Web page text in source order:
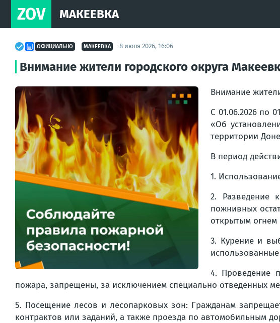
ZOV МАКЕЕВКА
ОФИЦИАЛЬНО МАКЕЕВКА 8 июля 2026, 16:06
Внимание жители городского округа
Внимание
С 01.06.2026 по
«Об
территории
В период
1.
2. Разведение
пожнивных
открытым огнем
3. Курение и
4. Проведение
пожара, запрещены, за исключением специально отведенных
5. Посещение лесов и лесопарковых зон: Гражданам
контрактов или заданий, а также проезда по автомобильным